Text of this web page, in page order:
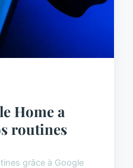
Home a
routines
grâce à Google